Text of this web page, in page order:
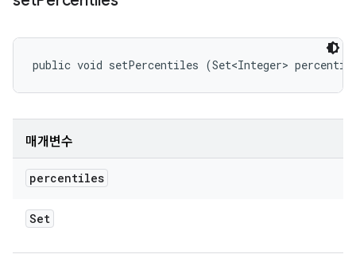
public void setPercentiles (Set<Integer>
매개변수
percentiles
Set